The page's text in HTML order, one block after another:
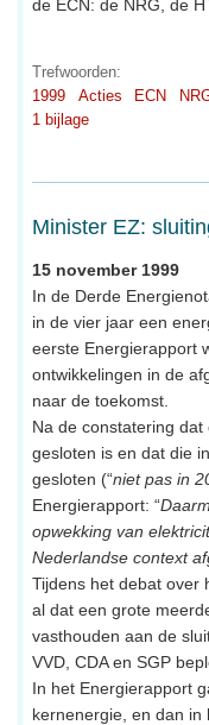
de ECN: de NRG, de
Trefwoorden:
1999
Acties ECN
1 bijlage
Minister EZ:
15 november 1999
In de Derde
in de vier jaar een
eerste Energierapport
ontwikkelingen in de
naar de toekomst.
Na de constatering
gesloten is en dat die
gesloten (“niet pas in
Energierapport: “
opwekking van
Nederlandse context
Tijdens het debat over
al dat een grote
vasthouden aan de
VVD, CDA en SGP
In het Energierapport
kernenergie, en dan in